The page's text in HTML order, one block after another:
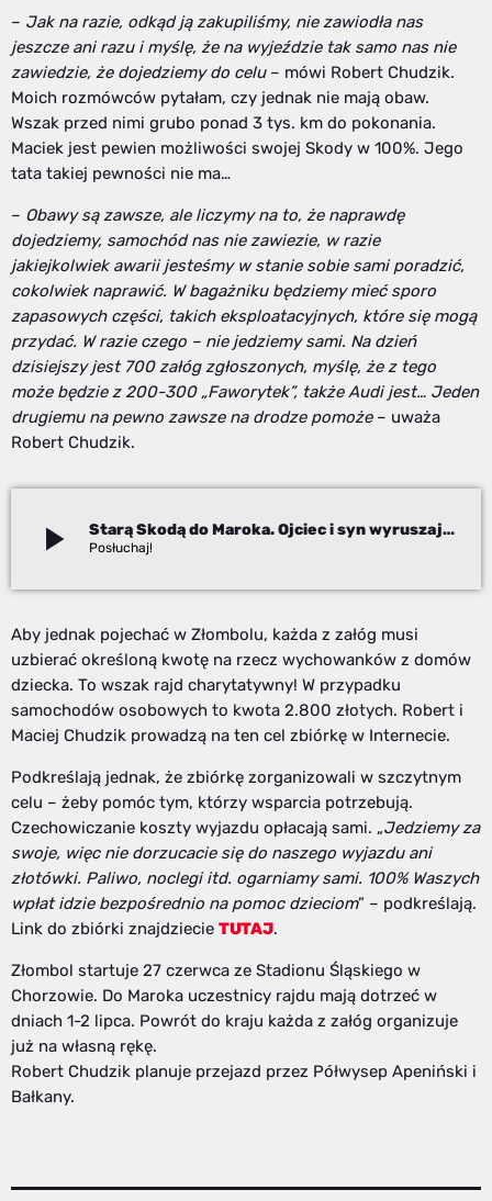
– Jak na razie, odkąd ją zakupiliśmy, nie zawiodła nas
jeszcze ani razu i myślę, że na wyjeździe tak samo nas nie
zawiedzie, że dojedziemy do celu– mówi Robert Chudzik.
Moich rozmówców pytałam, czy jednak nie mają obaw.
Wszak przed nimi grubo ponad 3 tys. km do pokonania.
Maciek jest pewien możliwości swojej Skody w 100%. Jego
tata takiej pewności nie ma…
– Obawy są zawsze, ale liczymy na to, że naprawdę
dojedziemy, samochód nas nie zawiezie, w razie
jakiejkolwiek awarii jesteśmy w stanie sobie sami poradzić,
cokolwiek naprawić. W bagażniku będziemy mieć sporo
zapasowych części, takich eksploatacyjnych, które się mogą
przydać. W razie czego – nie jedziemy sami. Na dzień
dzisiejszy jest 700 załóg zgłoszonych, myślę, że z tego
może będzie z 200-300 „Faworytek”, także Audi jest… Jeden
drugiemu na pewno zawsze na drodze pomoże– uważa
Robert Chudzik.
play_arrow Starą Skodą do Maroka. Ojciec i syn wyruszają w rajd życia
Aby jednak pojechać w Złombolu, każda z załóg musi
uzbierać określoną kwotę na rzecz wychowanków z domów
dziecka. To wszak rajd charytatywny! W przypadku
samochodów osobowych to kwota 2.800 złotych. Robert i
Maciej Chudzik prowadzą na ten cel zbiórkę w Internecie.
Podkreślają jednak, że zbiórkę zorganizowali w szczytnym
celu – żeby pomóc tym, którzy wsparcia potrzebują.
Czechowiczanie koszty wyjazdu opłacają sami. „Jedziemy za
swoje, więc nie dorzucacie się do naszego wyjazdu ani
złotówki. Paliwo, noclegi itd. ogarniamy sami. 100% Waszych
wpłat idzie bezpośrednio na pomoc dzieciom” – podkreślają.
Link do zbiórki znajdziecie TUTAJ.
Złombol startuje 27 czerwca ze Stadionu Śląskiego w
Chorzowie. Do Maroka uczestnicy rajdu mają dotrzeć w
dniach 1-2 lipca. Powrót do kraju każda z załóg organizuje
już na własną rękę.
Robert Chudzik planuje przejazd przez Półwysep Apeniński i
Bałkany.